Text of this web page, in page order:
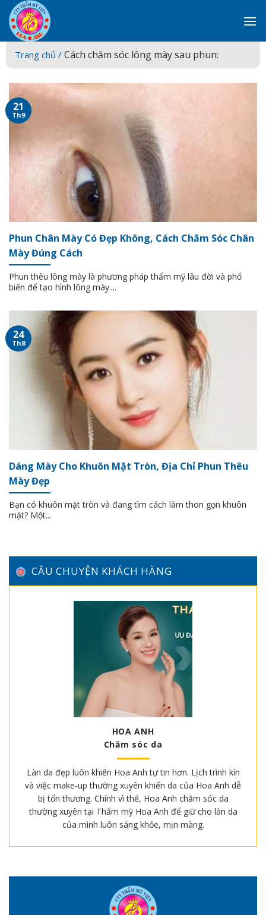
Skip
to
content
Trang chủ / Cách chăm sóc lông mày sau phun:
Phun Chân Mày Có Đẹp Không, Cách Chăm Sóc Chân
Mày Đúng Cách
Phun thêu lông mày là phương pháp thẩm mỹ lâu đời và phổ
biến để tạo hình lông mày....
21
Th9
Dáng Mày Cho Khuôn Mặt Tròn, Địa Chỉ Phun Thêu
Mày Đẹp
Bạn có khuôn mặt tròn và đang tìm cách làm thon gọn khuôn
mặt? Một...
24
Th8
CÂU CHUYỆN KHÁCH HÀNG
HOA ANH
Chăm sóc da
Làn da đẹp luôn khiến Hoa Anh tự tin hơn. Lịch trình kín
và việc make-up thường xuyên khiến da của Hoa Anh dễ
bị tổn thương. Chính vì thế, Hoa Anh chăm sóc da
thường xuyên tại Thẩm mỹ Hoa Anh để giữ cho làn da
của mình luôn sáng khỏe, mịn màng.